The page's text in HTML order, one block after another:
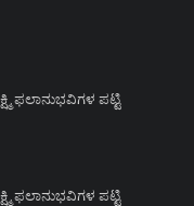
ಫಲಾನುಭವಿಗಳ ಪಟ್ಟಿ
ಫಲಾನುಭವಿಗಳ ಪಟ್ಟಿ